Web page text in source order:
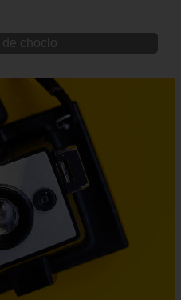
choclo